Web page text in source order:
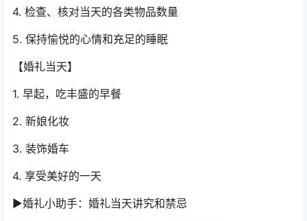
4. 检查、核对当天的各类物品数量
5. 保持愉悦的心情和充足的睡眠
【婚礼当天】
1. 早起，吃丰盛的早餐
2. 新娘化妆
3. 装饰婚车
4. 享受美好的一天
▶婚礼小助手：婚礼当天讲究和禁忌